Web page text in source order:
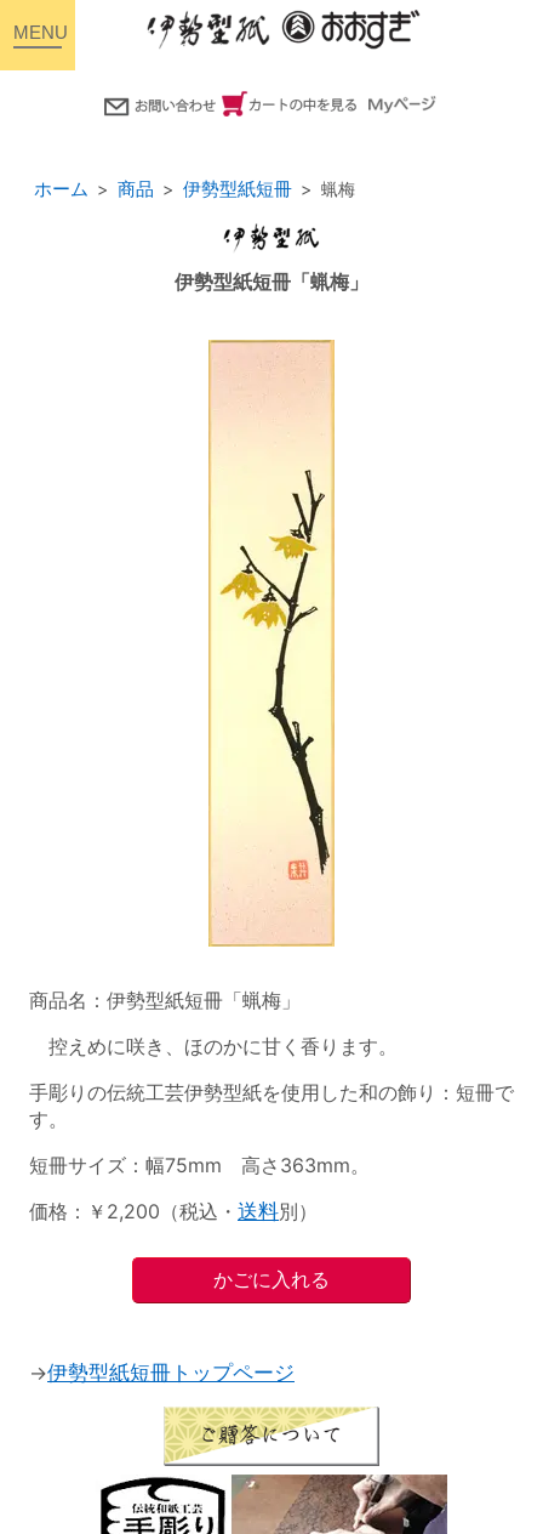
ホーム 商品 伊勢型紙短冊 蝋梅
伊勢型紙短冊「蝋梅」
商品名：伊勢型紙短冊「蝋梅」
控えめに咲き、ほのかに甘く香ります。
手彫りの伝統工芸伊勢型紙を使用した和の飾り：短冊で
す。
短冊サイズ：幅75mm 高さ363mm。
価格：￥2,200（税込・ 送料別）
→伊勢型紙短冊トップページ
toggle
navigation